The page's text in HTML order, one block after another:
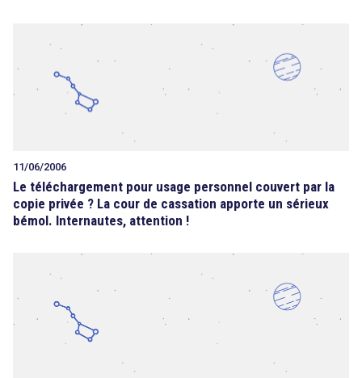
11/06/2006
Le téléchargement pour usage personnel couvert par la
copie privée ? La cour de cassation apporte un sérieux
bémol. Internautes, attention !